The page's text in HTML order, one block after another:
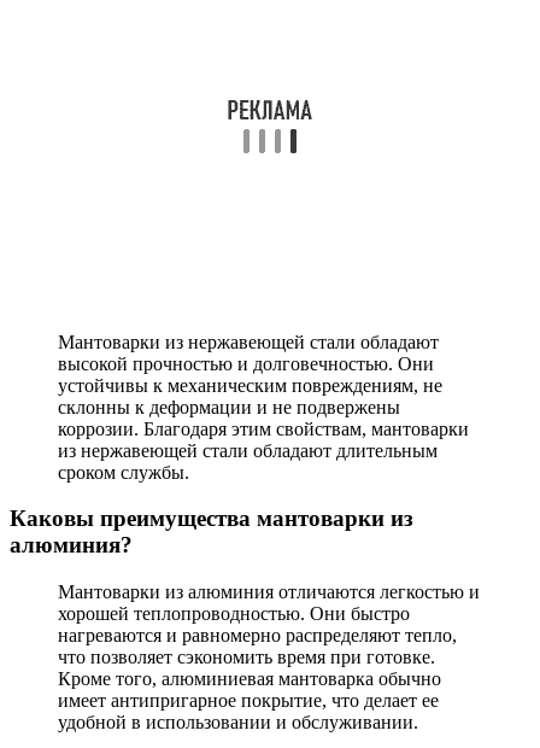
Мантоварки из нержавеющей стали обладают
высокой прочностью и долговечностью. Они
устойчивы к механическим повреждениям, не
склонны к деформации и не подвержены
коррозии. Благодаря этим свойствам, мантоварки
из нержавеющей стали обладают длительным
сроком службы.
Каковы преимущества мантоварки из
алюминия?
Мантоварки из алюминия отличаются легкостью и
хорошей теплопроводностью. Они быстро
нагреваются и равномерно распределяют тепло,
что позволяет сэкономить время при готовке.
Кроме того, алюминиевая мантоварка обычно
имеет антипригарное покрытие, что делает ее
удобной в использовании и обслуживании.